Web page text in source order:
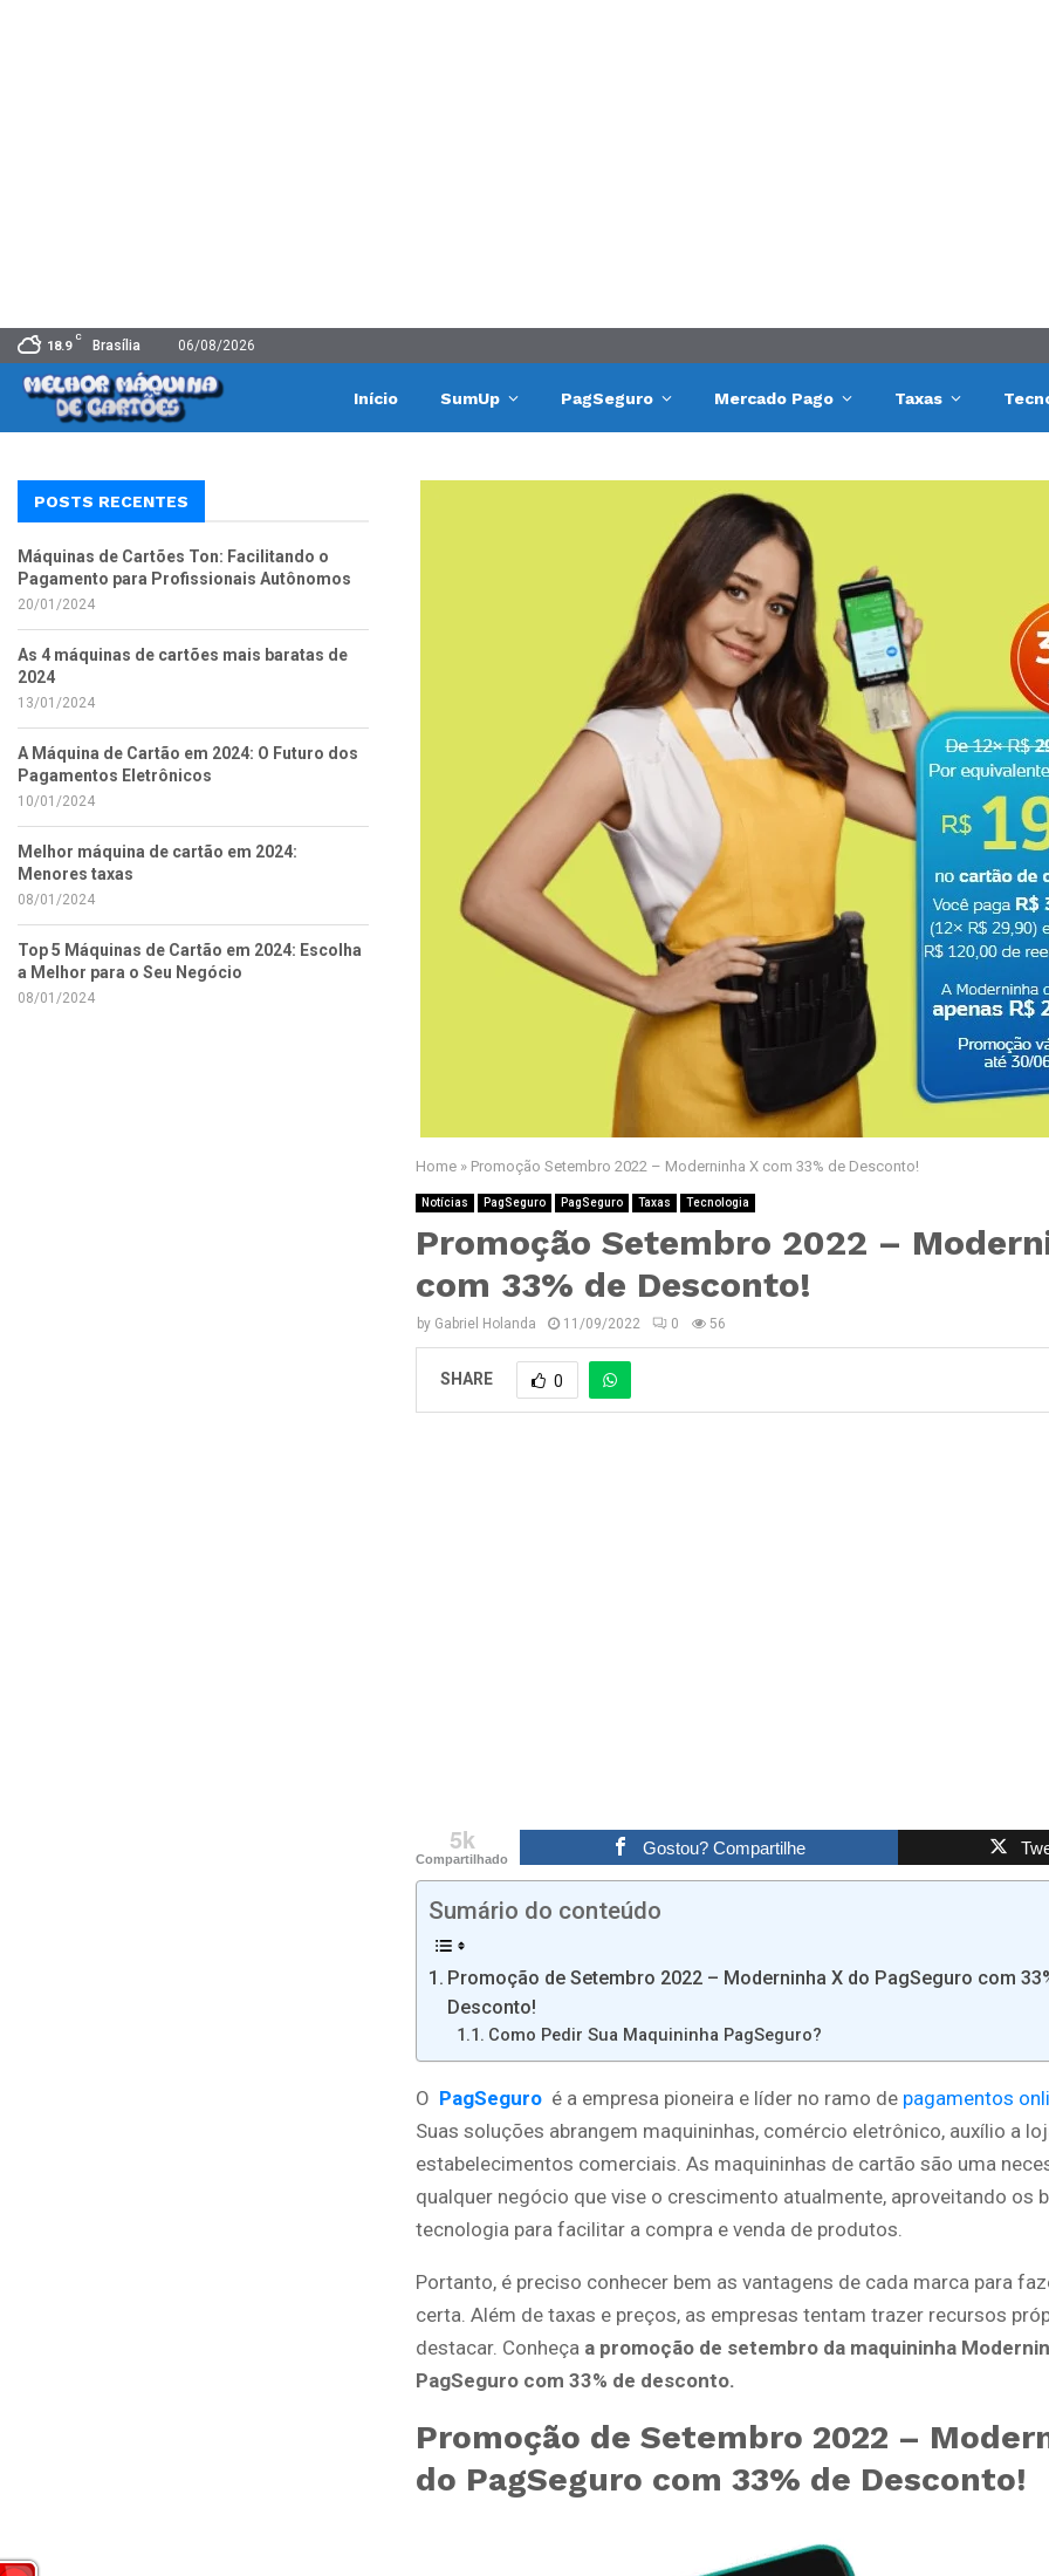
18.9
C
Brasília 06/08/2026
Início SumUp PagSeguro Mercado Pago Taxas
Home » Promoção Setembro 2022 – Moderninha X com 33% de Desconto!
Notícias PagSeguro PagSeguro Taxas Tecnologia
Promoção Setembro 2022 –
com 33% de Desconto!
by Gabriel Holanda 11/09/2022 0 56
SHARE 0
5k
Compartilhado
Gostou? Compartilhe
Sumário do conteúdo
Promoção de Setembro 2022 – Moderninha X do PagSeguro com
Desconto!
Como Pedir Sua Maquininha PagSeguro?
O PagSeguro é a empresa pioneira e líder no ramo de pagamentos
Suas soluções abrangem maquininhas, comércio eletrônico, auxílio a
estabelecimentos comerciais. As maquininhas de cartão são uma
qualquer negócio que vise o crescimento atualmente, aproveitando os
tecnologia para facilitar a compra e venda de produtos.
Portanto, é preciso conhecer bem as vantagens de cada marca para
certa. Além de taxas e preços, as empresas tentam trazer recursos
destacar. Conheça a promoção de setembro da maquininha
PagSeguro com 33% de desconto.
Promoção de Setembro 2022 –
do PagSeguro com 33% de Desconto!
POSTS RECENTES
Máquinas de Cartões Ton: Facilitando o
Pagamento para Profissionais Autônomos
20/01/2024
As 4 máquinas de cartões mais baratas de
2024
13/01/2024
A Máquina de Cartão em 2024: O Futuro dos
Pagamentos Eletrônicos
10/01/2024
Melhor máquina de cartão em 2024:
Menores taxas
08/01/2024
Top 5 Máquinas de Cartão em 2024: Escolha
a Melhor para o Seu Negócio
08/01/2024